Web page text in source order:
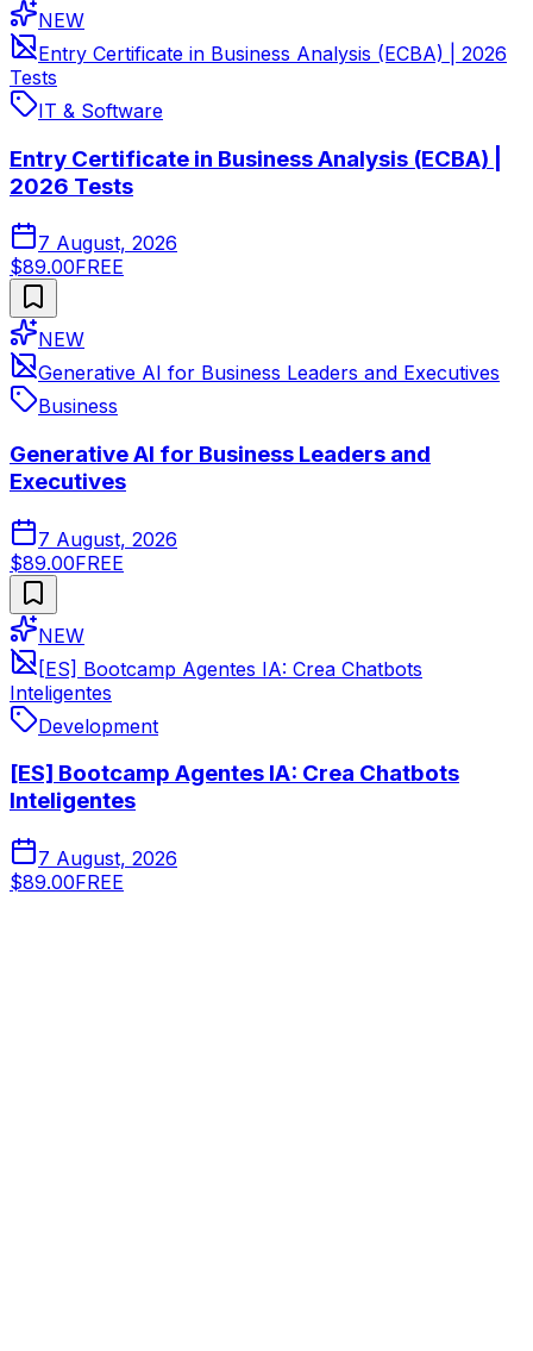
NEW
Entry Certificate in Business Analysis (ECBA) | 2026
Tests
IT & Software
Entry Certificate in Business Analysis (ECBA) |
2026 Tests
7 August, 2026
$89.00FREE
NEW
Generative AI for Business Leaders and Executives
Business
Generative AI for Business Leaders and
Executives
7 August, 2026
$89.00FREE
NEW
[ES] Bootcamp Agentes IA: Crea Chatbots
Inteligentes
Development
[ES] Bootcamp Agentes IA: Crea Chatbots
Inteligentes
7 August, 2026
$89.00FREE